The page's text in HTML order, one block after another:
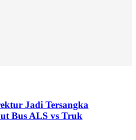
Jadi Tersangka
Bus ALS vs Truk